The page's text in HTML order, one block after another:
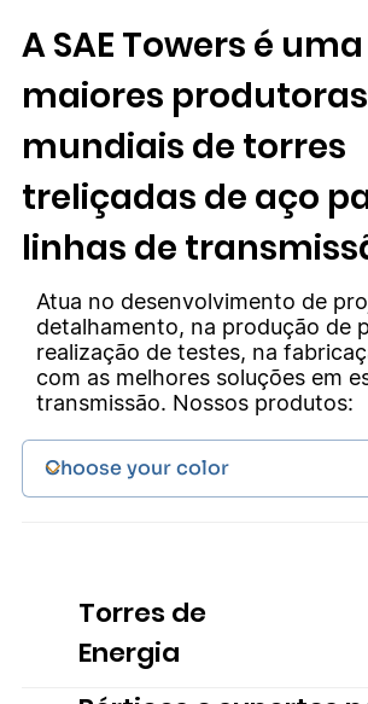
A SAE Towers é
maiores produtoras
mundiais de torres
treliçadas de aço
linhas de
Atua no desenvolvimento de
detalhamento, na produção de
realização de testes, na
com as melhores soluções em
transmissão. Nossos produtos:
Torres de
Energia